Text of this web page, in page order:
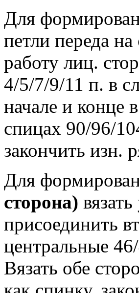
Для
петли переда
работу лиц.
4/5/7/9/11 п. в
начале и конце
спицах 90/96/
закончить изн.
Для
сторона)
присоединить
центральные
Вязать обе